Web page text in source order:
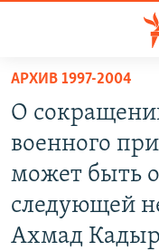
упрощенного
доступа
основному
содержанию
Вернутся
ПОДКАСТЫ
АВТОРСКИЕ
ЦИТАТЫ СВОБОДЫ
МНЕНИЯ
АРХИВ 1997-2004
О
военного
может быть
следующей
Ахмад